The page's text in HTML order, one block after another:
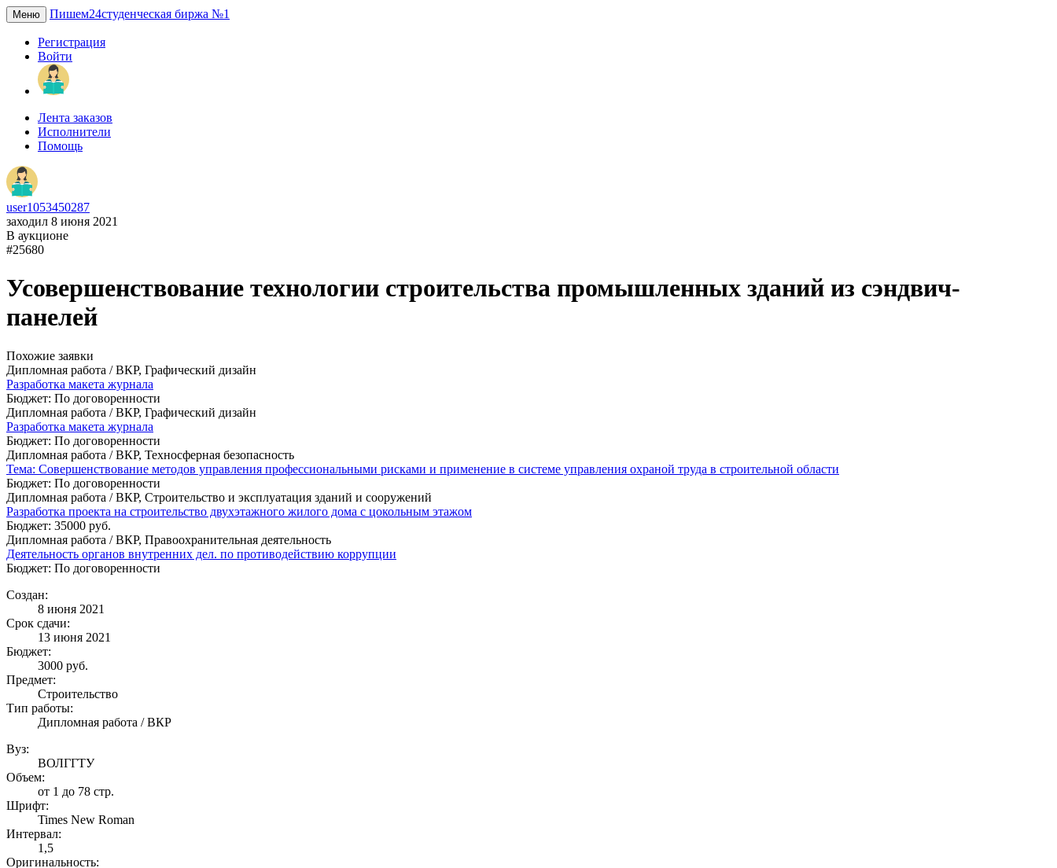
Меню Пишем24студенческая биржа №1
Регистрация
Войти
Лента заказов
Исполнители
Помощь
user1053450287
заходил 8 июня 2021
В аукционе
#25680
Усовершенствование технологии строительства промышленных зданий из сэндвич-
панелей
Похожие заявки
Дипломная работа / ВКР, Графический дизайн
Разработка макета журнала
Бюджет: По договоренности
Дипломная работа / ВКР, Графический дизайн
Разработка макета журнала
Бюджет: По договоренности
Дипломная работа / ВКР, Техносферная безопасность
Тема: Совершенствование методов управления профессиональными рисками и применение в системе управления охраной труда в строительной области
Бюджет: По договоренности
Дипломная работа / ВКР, Строительство и эксплуатация зданий и сооружений
Разработка проекта на строительство двухэтажного жилого дома с цокольным этажом
Бюджет: 35000 руб.
Дипломная работа / ВКР, Правоохранительная деятельность
Деятельность органов внутренних дел. по противодействию коррупции
Бюджет: По договоренности
Создан:
8 июня 2021
Срок сдачи:
13 июня 2021
Бюджет:
3000 руб.
Предмет:
Строительство
Тип работы:
Дипломная работа / ВКР
Вуз:
ВОЛГГТУ
Объем:
от 1 до 78 стр.
Шрифт:
Times New Roman
Интервал:
1,5
Оригинальность: